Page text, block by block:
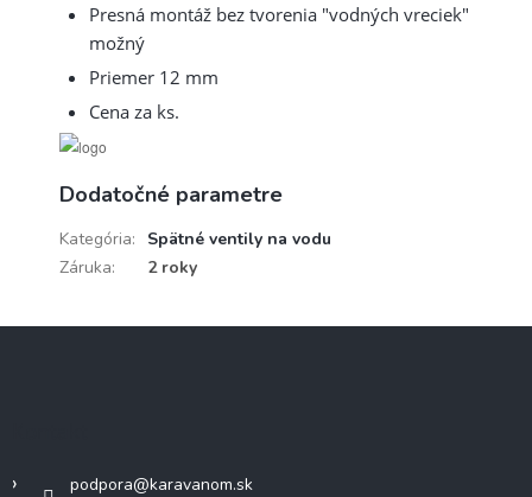
Presná montáž bez tvorenia "vodných vreciek"
možný
Priemer 12 mm
Cena za ks.
Dodatočné parametre
Kategória:
Spätné ventily na vodu
Záruka: 2 roky
podpora@karavanom.sk